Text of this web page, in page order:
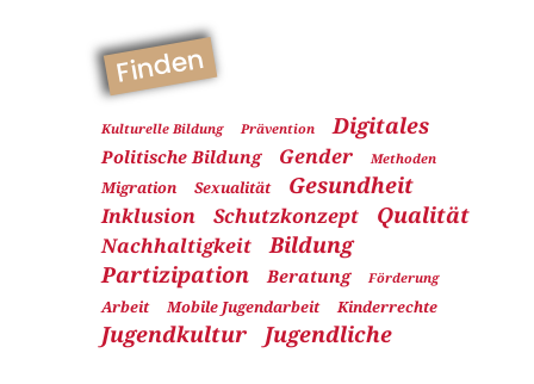
Finden
Kulturelle Bildung Prävention Digitales
Politische Bildung Gender Methoden
Migration Sexualität Gesundheit
Inklusion Schutzkonzept Qualität
Nachhaltigkeit
Bildung
Partizipation
Beratung Förderung
Arbeit Mobile Jugendarbeit Kinderrechte
Jugendkultur Jugendliche